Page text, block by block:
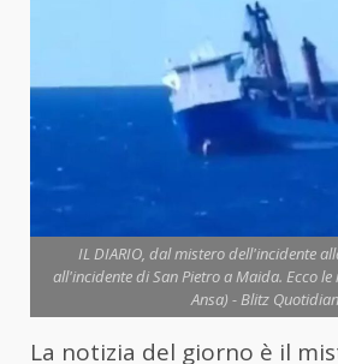
IL DIARIO, dal mistero dell'incidente
all'incidente di San Pietro a Maida. Ecco
Ansa) - Blitz
La notizia del giorno è il